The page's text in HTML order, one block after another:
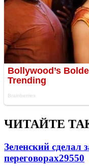
ЧИТАЙТЕ
Зеленский сделал
переговорах29550